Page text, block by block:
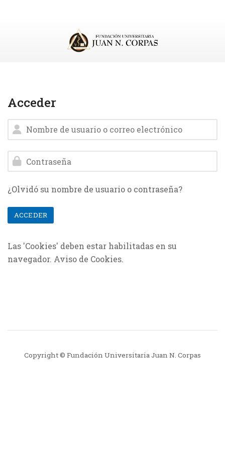
Acceder
Nombre de usuario o correo electrónico
Contraseña
¿Olvidó su nombre de usuario o contraseña?
ACCEDER
Las 'Cookies' deben estar habilitadas en su
navegador. Aviso de Cookies.
Copyright © Fundación Universitaria Juan N. Corpas